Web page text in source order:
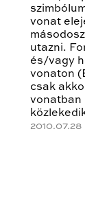
vonat
utazni.
és/vagy
vonaton
csak
vonatban
2010.07.28